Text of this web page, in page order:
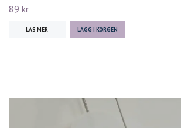
89 kr
LÄS MER